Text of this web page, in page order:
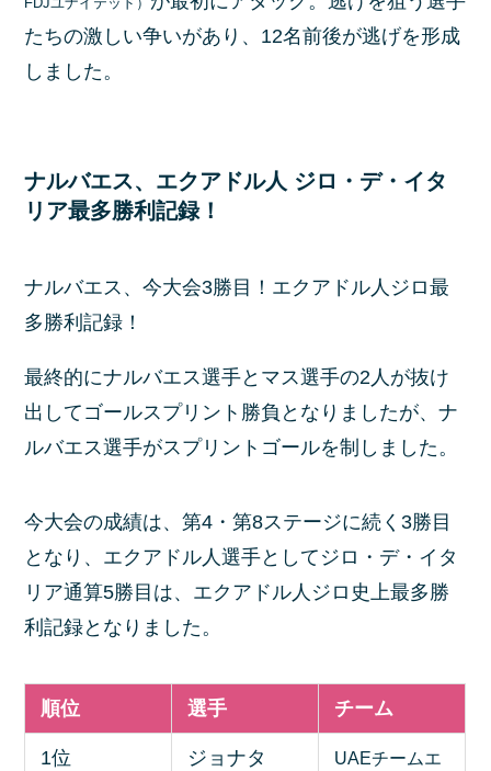
たちの激しい争いがあり、12名前後が逃げを形成
しました。
ナルバエス、エクアドル人 ジロ・デ・イタ
リア最多勝利記録！
ナルバエス、今大会3勝目！エクアドル人ジロ最
多勝利記録！
最終的にナルバエス選手とマス選手の2人が抜け
出してゴールスプリント勝負となりましたが、ナ
ルバエス選手がスプリントゴールを制しました。
今大会の成績は、第4・第8ステージに続く3勝目
となり、エクアドル人選手としてジロ・デ・イタ
リア通算5勝目は、エクアドル人ジロ史上最多勝
利記録となりました。
順位 選手 チーム
1位
ジョナタ
UAEチームエ